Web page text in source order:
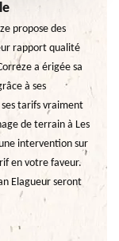
propose des
rapport qualité
a érigée sa
à ses
tarifs vraiment
de terrain à Les
intervention sur
en votre faveur.
Elagueur seront